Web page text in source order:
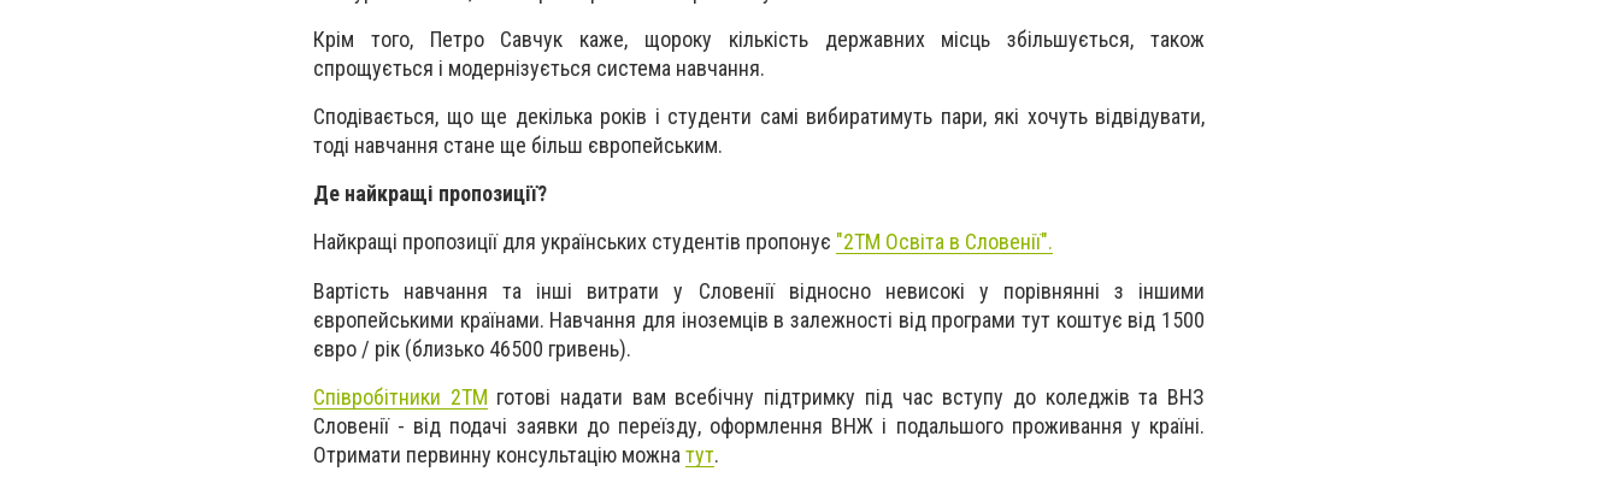
Крім того, Петро Савчук каже, щороку кількість державних місць збільшується, також
спрощується і модернізується система навчання.
Сподівається, що ще декілька років і студенти самі вибиратимуть пари, які хочуть відвідувати,
тоді навчання стане ще більш європейським.
Де найкращі пропозиції?
Найкращі пропозиції для українських студентів пропонує "2TM Освіта в Словенії".
Вартість навчання та інші витрати у Словенії відносно невисокі у порівнянні з іншими
європейськими країнами. Навчання для іноземців в залежності від програми тут коштує від 1500
євро / рік (близько 46500 гривень).
Співробітники 2ТМ готові надати вам всебічну підтримку під час вступу до коледжів та ВНЗ
Словенії - від подачі заявки до переїзду, оформлення ВНЖ і подальшого проживання у країні.
Отримати первинну консультацію можна тут.